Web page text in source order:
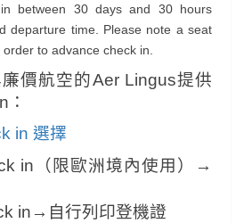
between 30 days and 30 hours
departure time. Please note a seat
to advance check in.
價航空的Aer Lingus提供
in 選擇
in（限歐洲境內使用）→
in→自行列印登機證